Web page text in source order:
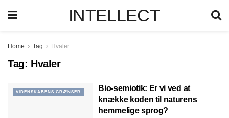
INTELLECT
Home Tag Hvaler
Tag: Hvaler
VIDENSKABENS GRÆNSER
Bio-semiotik: Er vi ved at
knække koden til naturens
hemmelige sprog?